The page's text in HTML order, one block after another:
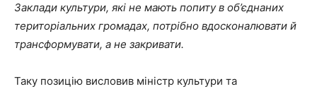
Заклади культури, які не мають попиту в об’єднаних
територіальних громадах, потрібно вдосконалювати й
трансформувати, а не закривати.
Таку позицію висловив міністр культури та